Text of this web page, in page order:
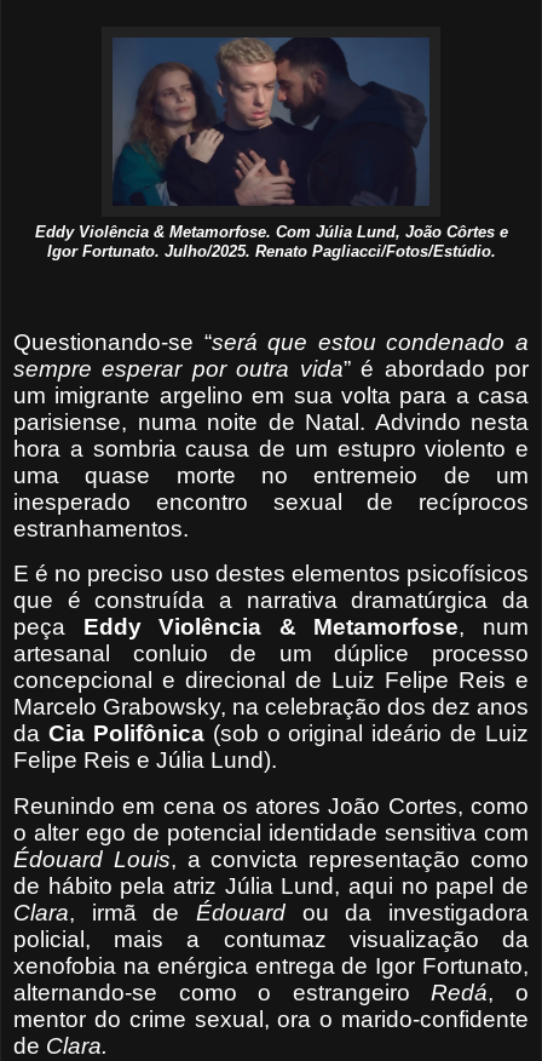
Eddy Violência & Metamorfose. Com Júlia Lund, João Côrtes e
Igor Fortunato. Julho/2025. Renato Pagliacci/Fotos/Estúdio.
Questionando-se “será que estou condenado a
sempre esperar por outra vida” é abordado por
um imigrante argelino em sua volta para a casa
parisiense, numa noite de Natal. Advindo nesta
hora a sombria causa de um estupro violento e
uma quase morte no entremeio de um
inesperado encontro sexual de recíprocos
estranhamentos.
E é no preciso uso destes elementos psicofísicos
que é construída a narrativa dramatúrgica da
peça EddyViolência & Metamorfose, num
artesanal conluio de um dúplice processo
concepcional e direcional de Luiz Felipe Reis e
Marcelo Grabowsky, na celebração dos dez anos
da Cia Polifônica(sob o original ideário de Luiz
Felipe Reis e Júlia Lund).
Reunindo em cena os atores João Cortes, como
o alter ego de potencial identidade sensitiva com
Édouard Louis, a convicta representação como
de hábito pela atriz Júlia Lund, aqui no papel de
Clara, irmã de Édouard ou da investigadora
policial, mais a contumaz visualização da
xenofobia na enérgica entrega de Igor Fortunato,
alternando-se como o estrangeiroRedá, o
mentor do crime sexual, ora o marido-confidente
de Clara.